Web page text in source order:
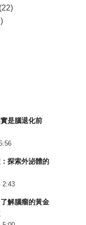
(22)
是腦退化前
探索外泌體的
2:43
解腦瘤的黃金